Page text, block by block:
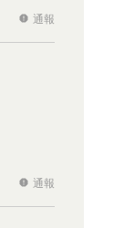
report 通報
report 通報